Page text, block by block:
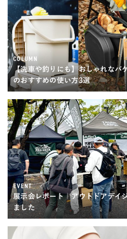
COLUMN
【洗車や釣りにも】おしゃれなバ
のおすすめの使い方3選
EVENT
展示会レポート｜アウトドアデイ
ました